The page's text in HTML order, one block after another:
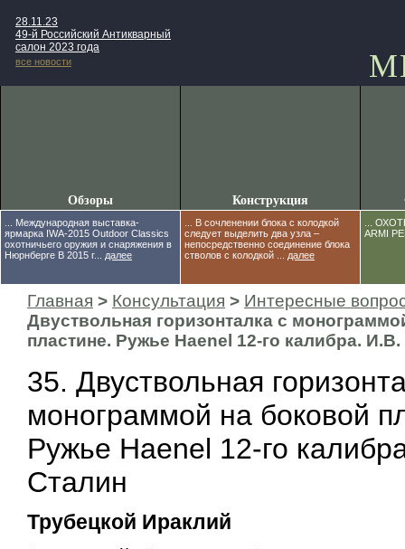
28.11.23
49-й Российский Антикварный
салон 2023 года
все новости
Обзоры
... Международная выставка-
ярмарка IWA-2015 Outdoor Classics
охотничьего оружия и снаряжения в
Нюрнберге В 2015 г... далее
Конструкция
... В сочленении блока с колодкой
следует выделить два узла –
непосредственно соединение блока
стволов с колодкой ... далее
...
ARMI
Главная > Консультация > Интересные
Двуствольная горизонталка с
пластине. Ружье Haenel 12-го калибра.
35. Двуствольная
монограммой на боковой
Ружье Haenel 12-го
Сталин
Трубецкой Ираклий